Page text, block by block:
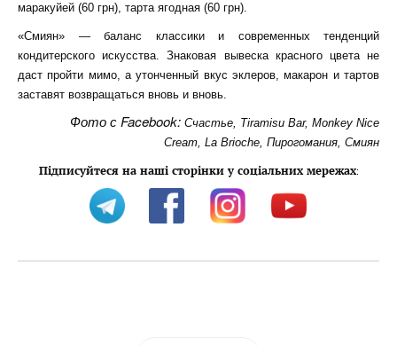
маракуйей (60 грн), тарта ягодная (60 грн).
«Смиян» — баланс классики и современных тенденций
кондитерского искусства. Знаковая вывеска красного цвета не
даст пройти мимо, а утонченный вкус эклеров, макарон и тартов
заставят возвращаться вновь и вновь.
Фото с Facebook: Счастье, Tiramisu Bar, Monkey Nice
Cream, La Brioche, Пирогомания, Смиян
Підписуйтеся на наші сторінки у соціальних мережах: